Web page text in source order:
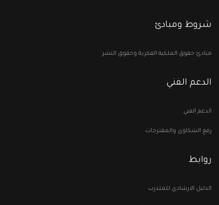
شروط ومبادئ
مبادئ حقوق الملكية الفكرية وحقوق النشر
الدعم الفني
الدعم الفني
رفع الشكاوى والمقترحات
روابط
الدليل الارشادي للمتدرب